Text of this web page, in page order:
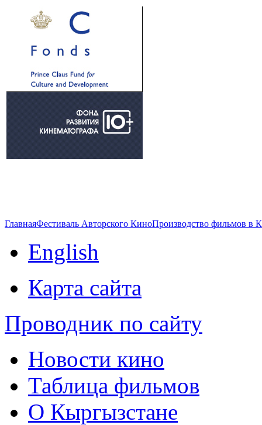
ГлавнаяФестиваль Авторского КиноПроизводство фильмов в
English
Карта сайта
Проводник по сайту
Новости кино
Таблица фильмов
О Кыргызстане